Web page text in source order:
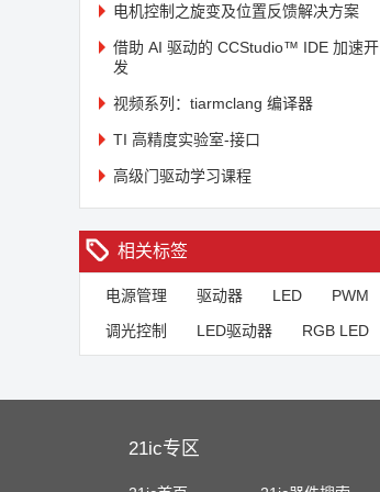
电机控制之旋变及位置反馈解决方案
借助 AI 驱动的 CCStudio™ IDE 加速开
发
视频系列：tiarmclang 编译器
TI 高精度实验室-接口
高级门驱动学习课程
相关标签
电源管理 驱动器 LED
PWM
调光控制
LED驱动器 RGB LED
21ic专区